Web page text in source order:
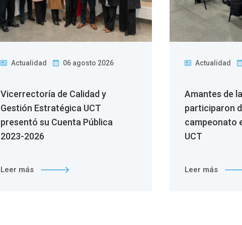
Actualidad 06 agosto 2026
Vicerrectoría de Calidad y
Gestión Estratégica UCT
presentó su Cuenta Pública
2023-2026
Leer más
Actualidad
Amantes de
participaron
campeonato
UCT
Leer más